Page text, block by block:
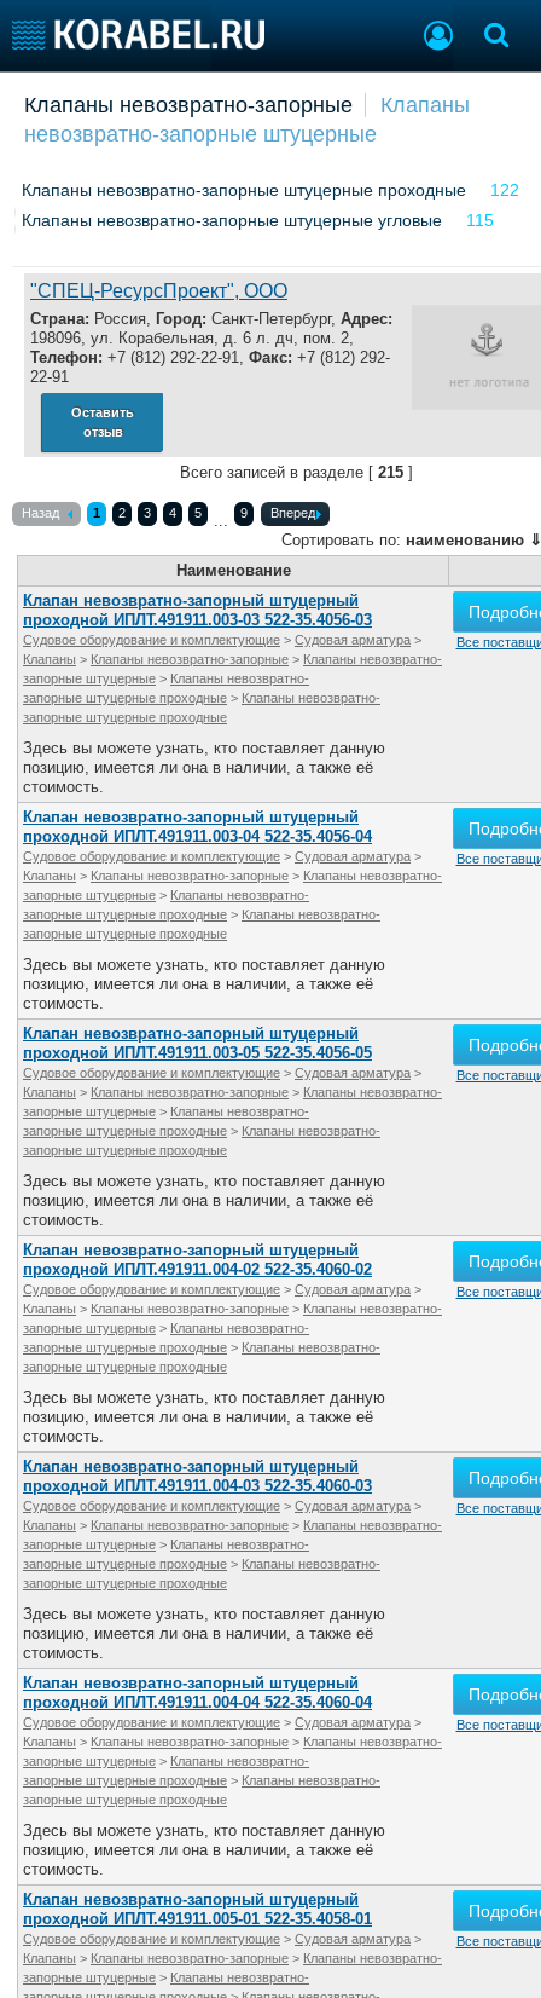
Судостроение
Новости
Компании
Работа
Крюинг
Журнал
Реклама
Торговая площадка
Продажа флота
Оборудование
Материалы
Услуги
Конференции
Выставки и семинары
Личности
Словарь
Галерея флота
Форум
Отзывы
Все службы
Клапаны невозвратно-запорные
Клапаны
невозвратно-запорные штуцерные
Клапаны невозвратно-запорные штуцерные проходные
122
Клапаны невозвратно-запорные штуцерные угловые
115
"СПЕЦ-РесурсПроект", ООО
Страна: Россия, Город: Санкт-Петербург, Адрес:
198096, ул. Корабельная, д. 6 л. дч, пом. 2,
Телефон: +7 (812) 292-22-91, Факс: +7 (812) 292-
22-91
Оставить
отзыв
Всего записей в разделе [ 215 ]
Назад 1 2 3 4 5 ... 9 Вперед
Сортировать по: наименованию ⇓
Наименование
Клапан невозвратно-запорный штуцерный
проходной ИПЛТ.491911.003-03 522-35.4056-03
Судовое оборудование и комплектующие > Судовая арматура >
Клапаны > Клапаны невозвратно-запорные > Клапаны невозвратно-
запорные штуцерные > Клапаны невозвратно-
запорные штуцерные проходные > Клапаны невозвратно-
запорные штуцерные проходные
Здесь вы можете узнать, кто поставляет данную
позицию, имеется ли она в наличии, а также её
стоимость.
Все
Клапан невозвратно-запорный штуцерный
проходной ИПЛТ.491911.003-04 522-35.4056-04
Судовое оборудование и комплектующие > Судовая арматура >
Клапаны > Клапаны невозвратно-запорные > Клапаны невозвратно-
запорные штуцерные > Клапаны невозвратно-
запорные штуцерные проходные > Клапаны невозвратно-
запорные штуцерные проходные
Здесь вы можете узнать, кто поставляет данную
позицию, имеется ли она в наличии, а также её
стоимость.
Все
Клапан невозвратно-запорный штуцерный
проходной ИПЛТ.491911.003-05 522-35.4056-05
Судовое оборудование и комплектующие > Судовая арматура >
Клапаны > Клапаны невозвратно-запорные > Клапаны невозвратно-
запорные штуцерные > Клапаны невозвратно-
запорные штуцерные проходные > Клапаны невозвратно-
запорные штуцерные проходные
Здесь вы можете узнать, кто поставляет данную
позицию, имеется ли она в наличии, а также её
стоимость.
Все
Клапан невозвратно-запорный штуцерный
проходной ИПЛТ.491911.004-02 522-35.4060-02
Судовое оборудование и комплектующие > Судовая арматура >
Клапаны > Клапаны невозвратно-запорные > Клапаны невозвратно-
запорные штуцерные > Клапаны невозвратно-
запорные штуцерные проходные > Клапаны невозвратно-
запорные штуцерные проходные
Здесь вы можете узнать, кто поставляет данную
позицию, имеется ли она в наличии, а также её
стоимость.
Все
Клапан невозвратно-запорный штуцерный
проходной ИПЛТ.491911.004-03 522-35.4060-03
Судовое оборудование и комплектующие > Судовая арматура >
Клапаны > Клапаны невозвратно-запорные > Клапаны невозвратно-
запорные штуцерные > Клапаны невозвратно-
запорные штуцерные проходные > Клапаны невозвратно-
запорные штуцерные проходные
Здесь вы можете узнать, кто поставляет данную
позицию, имеется ли она в наличии, а также её
стоимость.
Все
Клапан невозвратно-запорный штуцерный
проходной ИПЛТ.491911.004-04 522-35.4060-04
Судовое оборудование и комплектующие > Судовая арматура >
Клапаны > Клапаны невозвратно-запорные > Клапаны невозвратно-
запорные штуцерные > Клапаны невозвратно-
запорные штуцерные проходные > Клапаны невозвратно-
запорные штуцерные проходные
Здесь вы можете узнать, кто поставляет данную
позицию, имеется ли она в наличии, а также её
стоимость.
Все
Клапан невозвратно-запорный штуцерный
проходной ИПЛТ.491911.005-01 522-35.4058-01
Судовое оборудование и комплектующие > Судовая арматура >
Клапаны > Клапаны невозвратно-запорные > Клапаны невозвратно-
запорные штуцерные > Клапаны невозвратно-
Все